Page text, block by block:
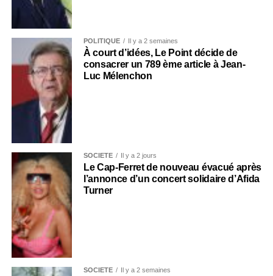
POLITIQUE Il y a 2 semaines
À court d’idées, Le Point décide de
consacrer un 789 ème article à Jean-
Luc Mélenchon
SOCIÉTÉ Il y a 2 jours
Le Cap-Ferret de nouveau évacué après
l’annonce d’un concert solidaire d’Afida
Turner
SOCIÉTÉ Il y a 2 semaines